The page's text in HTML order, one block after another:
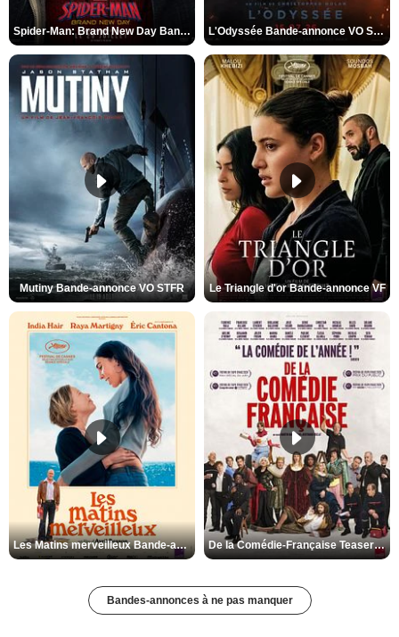
Spider-Man: Brand New Day Bande-annonce VO STFR L'Odyssée Bande-annonce VO STFR
Mutiny Bande-annonce VO STFR Le Triangle d'or Bande-annonce VF
Les Matins merveilleux Bande-annonce VF De la Comédie-Française Teaser VF
Bandes-annonces à ne pas manquer